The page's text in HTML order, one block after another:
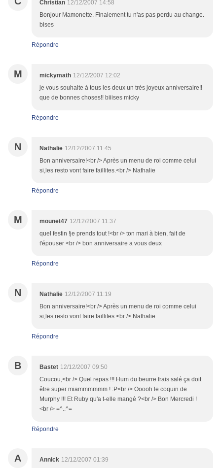
Christian 12/12/2007 14:58
Bonjour Mamonette. Finalement tu n'as pas perdu au change.
bises
Répondre
M mickymath 12/12/2007 12:02
je vous souhaite à tous les deux un très joyeux anniversaire!!
que de bonnes choses!! biiises micky
Répondre
N Nathalie 12/12/2007 11:45
Bon anniversaire!<br /> Après un menu de roi comme celui
si,les resto vont faire faillites.<br /> Nathalie
Répondre
M mounet47 12/12/2007 11:37
quel festin !je prends tout !<br /> ton mari à bien, fait de
t'épouser <br /> bon anniversaire a vous deux
Répondre
N Nathalie 12/12/2007 11:19
Bon anniversaire!<br /> Après un menu de roi comme celui
si,les resto vont faire faillites.<br /> Nathalie
Répondre
B Bastet 12/12/2007 09:50
Coucou,<br /> Quel repas !!! Hum du beurre frais salé ça doit
être super miammmmmm ! :P<br /> Ooooh le coquin de
Murphy !!! Et Ruby qu'a t-elle mangé ?<br /> Bon Mercredi !
<br /> =^..^=
Répondre
A Annick 12/12/2007 01:39